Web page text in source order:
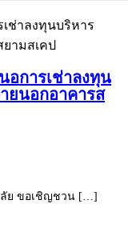
อการเช่าลงทุน
ยนอกอาคารส
ลัย ขอเชิญชวน […]